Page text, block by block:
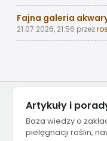
Fajna galeria
21.07.2026, 21:56 przez
Artykuły i
Baza wiedzy o
pielęgnacji roślin,